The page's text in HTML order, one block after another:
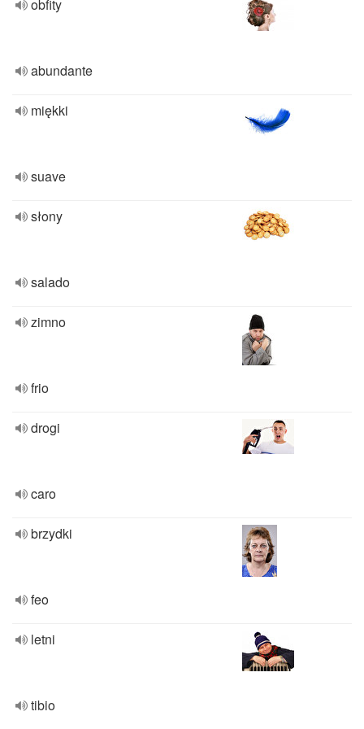
obfity
abundante
miękki
suave
słony
salado
zimno
frio
drogi
caro
brzydki
feo
letni
tibio